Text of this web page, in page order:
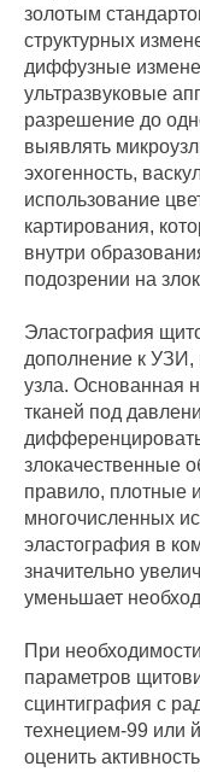
золотым
структурных
диффузные
ультразвуковые
разрешение до
выявлять
эхогенность,
использование
картирования,
внутри
подозрении на
Эластография
дополнение к УЗИ,
узла. Основанная
тканей под
злокачественные
правило, плотные
многочисленных
эластография в
значительно
уменьшает
При
параметров
сцинтиграфия с
технецием-99 или
оценить